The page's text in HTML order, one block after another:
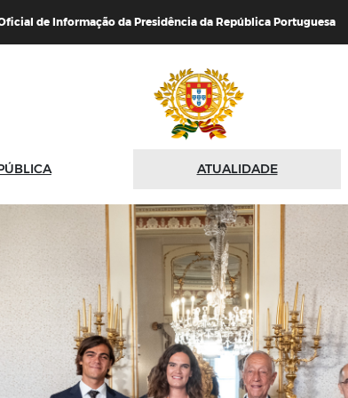
de Informação da Presidência da República Portuguesa
ATUALIDADE